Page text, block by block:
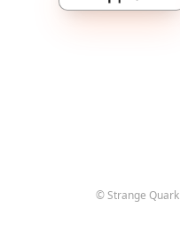
© Strange Quark